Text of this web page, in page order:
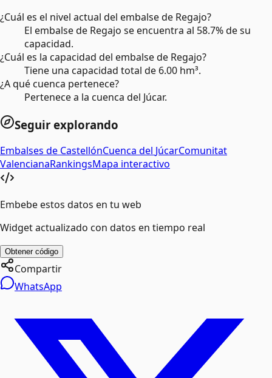
¿Cuál es el nivel actual del embalse de Regajo?
El embalse de Regajo se encuentra al 58.7% de su
capacidad.
¿Cuál es la capacidad del embalse de Regajo?
Tiene una capacidad total de 6.00 hm³.
¿A qué cuenca pertenece?
Pertenece a la cuenca del Júcar.
Seguir explorando
Embalses de CastellónCuenca del JúcarComunitat
ValencianaRankingsMapa interactivo
Embebe estos datos en tu web
Widget actualizado con datos en tiempo real
Obtener código
Compartir
WhatsApp